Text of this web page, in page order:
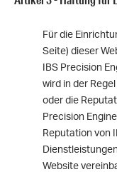
Für die
Seite) dieser
IBS Precision
wird in der
oder die
Precision
Reputation von
Website